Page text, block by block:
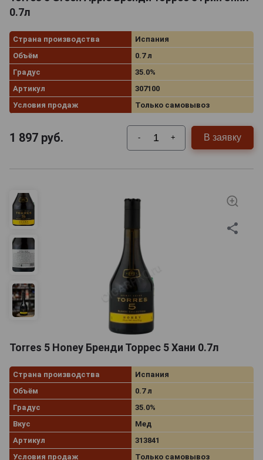
0.7л
Страна производства
Испания
Объём
0.7 л
Градус
35.0%
Артикул
307100
Условия продаж
Только самовывоз
1 897 руб. - + В заявку
Torres 5 Honey Бренди Торрес 5 Хани 0.7л
Страна производства
Испания
Объём
0.7 л
Градус
35.0%
Вкус
Мед
Артикул
313841
Условия продаж
Только самовывоз